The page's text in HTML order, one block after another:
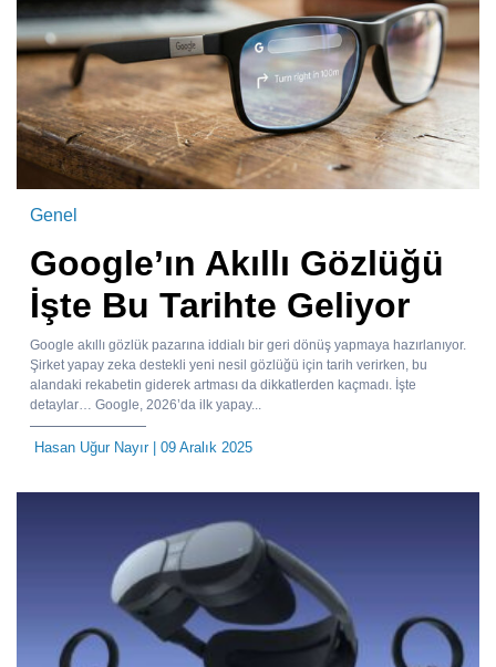
Genel
Google’ın Akıllı Gözlüğü
İşte Bu Tarihte Geliyor
Google akıllı gözlük pazarına iddialı bir geri dönüş yapmaya hazırlanıyor.
Şirket yapay zeka destekli yeni nesil gözlüğü için tarih verirken, bu
alandaki rekabetin giderek artması da dikkatlerden kaçmadı. İşte
detaylar… Google, 2026’da ilk yapay...
Hasan Uğur Nayır| 09 Aralık 2025